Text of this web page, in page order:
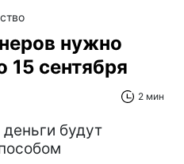
нужно
15 сентября
2 мин
деньги будут